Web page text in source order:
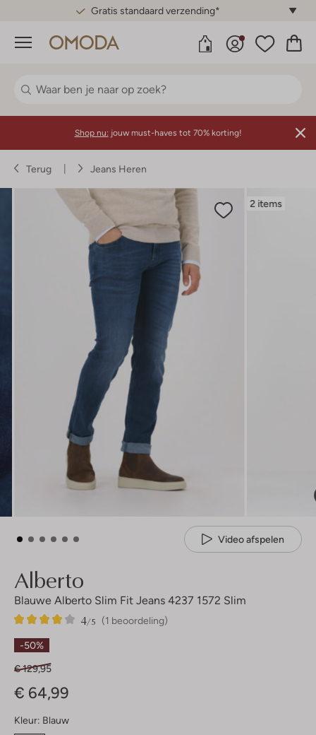
Gratis standaard verzending*
Menu
Shop nu: jouw must-haves tot 70% korting!
Terug Jeans Heren
2 items
Video afspelen
Alberto
Blauwe Alberto Slim Fit Jeans 4237 1572 Slim
(1 beoordeling)
4/5
1
4
Sterren
-50%
€ 129,95
€ 64,99
Kleur: Blauw